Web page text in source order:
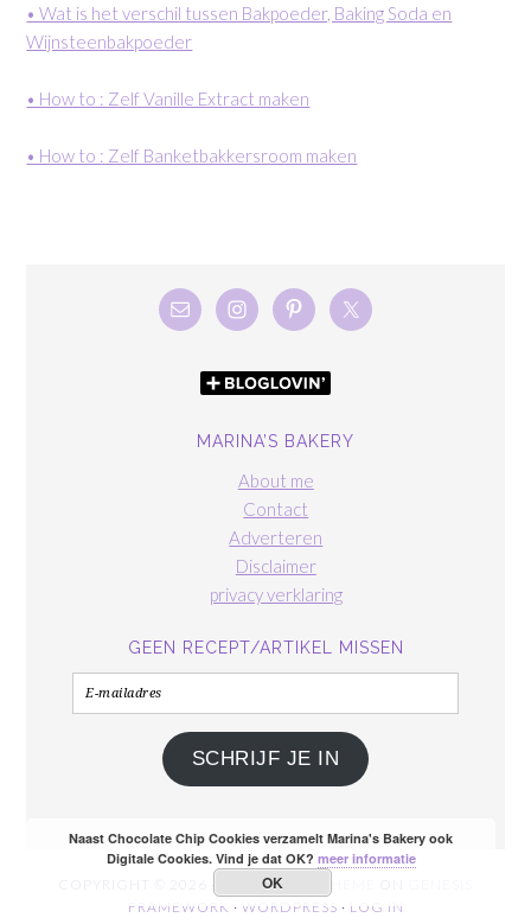
• Wat is het verschil tussen Bakpoeder, Baking Soda en
Wijnsteenbakpoeder
• How to : Zelf Vanille Extract maken
• How to : Zelf Banketbakkersroom maken
MARINA’S BAKERY
About me
Contact
Adverteren
Disclaimer
privacy verklaring
GEEN RECEPT/ARTIKEL MISSEN
E-
mailadres
SCHRIJF JE IN
COPYRIGHT © 2026 · FOODIE PRO THEME
FRAMEWORK · WORDPRESS · LOG IN
Naast Chocolate Chip Cookies verzamelt Marina's Bakery ook
Digitale Cookies. Vind je dat OK? meer informatie
OK